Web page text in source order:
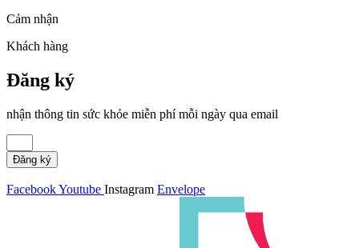
Cảm nhận
Khách hàng
Đăng ký
nhận thông tin sức khỏe miễn phí mỗi ngày qua email
Đăng ký
FacebookYoutube Instagram Envelope